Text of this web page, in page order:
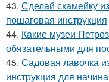
43. Сделай скамейку
пошаговая инструкция
44. Какие музеи
обязательными для
45. Садовая лавочка
инструкция для